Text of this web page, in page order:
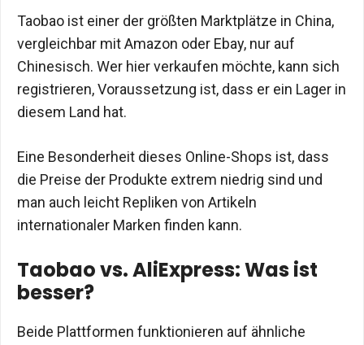
Taobao ist einer der größten Marktplätze in China,
vergleichbar mit Amazon oder Ebay, nur auf
Chinesisch. Wer hier verkaufen möchte, kann sich
registrieren, Voraussetzung ist, dass er ein Lager in
diesem Land hat.
Eine Besonderheit dieses Online-Shops ist, dass
die Preise der Produkte extrem niedrig sind und
man auch leicht Repliken von Artikeln
internationaler Marken finden kann.
Taobao vs. AliExpress: Was ist
besser?
Beide Plattformen funktionieren auf ähnliche